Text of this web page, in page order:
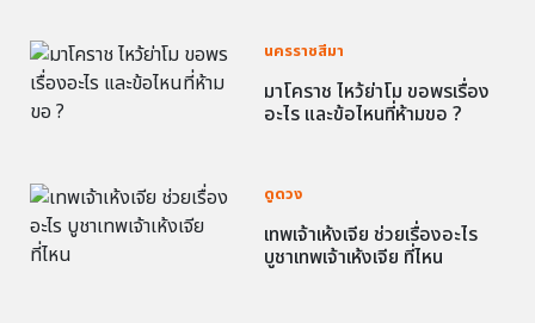
นครราชสีมา
มาโคราช ไหว้ย่าโม ขอพรเรื่อง
อะไร และข้อไหนที่ห้ามขอ ?
ดูดวง
เทพเจ้าเห้งเจีย ช่วยเรื่องอะไร
บูชาเทพเจ้าเห้งเจีย ที่ไหน